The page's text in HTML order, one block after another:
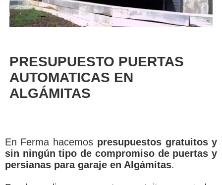
PRESUPUESTO PUERTAS
AUTOMATICAS EN
ALGÁMITAS
En Ferma hacemos presupuestos gratuitos y
sin ningún tipo de compromiso de puertas y
persianas para garaje en Algámitas.